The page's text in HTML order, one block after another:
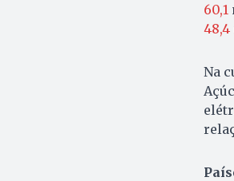
60,1
48,4
Na